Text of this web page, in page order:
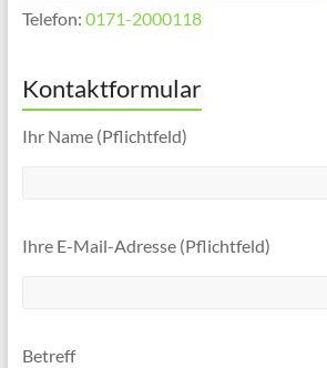
Telefon: 0171-2000118
Kontaktformular
Ihr Name (Pflichtfeld)
Ihre E-Mail-Adresse (Pflichtfeld)
Betreff